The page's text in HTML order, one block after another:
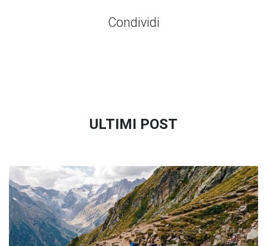
Condividi
ULTIMI POST